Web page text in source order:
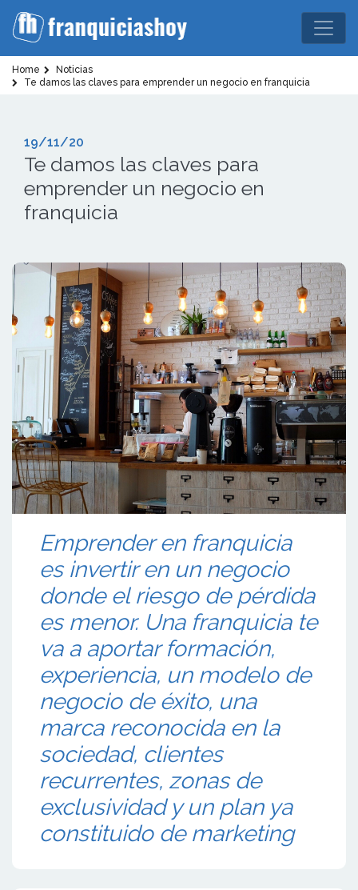
Home
Noticias
Te damos las claves para emprender un negocio en franquicia
19/11/20
Te damos las claves para
emprender un negocio en
franquicia
Emprender en franquicia
es invertir en un negocio
donde el riesgo de pérdida
es menor. Una franquicia te
va a aportar formación,
experiencia, un modelo de
negocio de éxito, una
marca reconocida en la
sociedad, clientes
recurrentes, zonas de
exclusividad y un plan ya
constituido de marketing